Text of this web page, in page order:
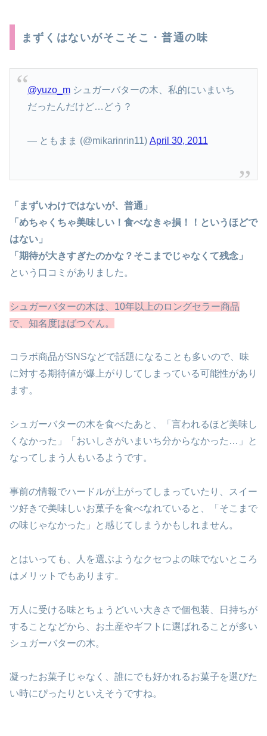
まずくはないがそこそこ・普通の味
@yuzo_mシュガーバターの木、私的にいまいち
だったんだけど…どう？
— ともまま (@mikarinrin11) April 30, 2011
「まずいわけではないが、普通」
「めちゃくちゃ美味しい！食べなきゃ損！！というほどで
はない」
「期待が大きすぎたのかな？そこまでじゃなくて残念」
という口コミがありました。
シュガーバターの木は、10年以上のロングセラー商品
で、知名度はばつぐん。
コラボ商品がSNSなどで話題になることも多いので、味
に対する期待値が爆上がりしてしまっている可能性があり
ます。
シュガーバターの木を食べたあと、「言われるほど美味し
くなかった」「おいしさがいまいち分からなかった…」と
なってしまう人もいるようです。
事前の情報でハードルが上がってしまっていたり、スイー
ツ好きで美味しいお菓子を食べなれていると、「そこまで
の味じゃなかった」と感じてしまうかもしれません。
とはいっても、人を選ぶようなクセつよの味でないところ
はメリットでもあります。
万人に受ける味とちょうどいい大きさで個包装、日持ちが
することなどから、お土産やギフトに選ばれることが多い
シュガーバターの木。
凝ったお菓子じゃなく、誰にでも好かれるお菓子を選びた
い時にぴったりといえそうですね。